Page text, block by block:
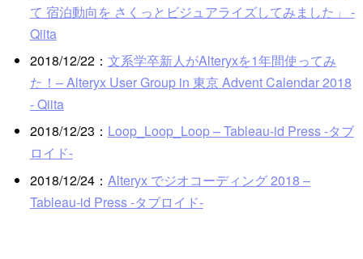
て 宿泊動向を さくっとビジュアライズしてみました」 -
Qiita
2018/12/22： 文系学卒新人がAlteryxを1年間使ってみ
た！– Alteryx User Group in 東京 Advent Calendar 2018
- Qiita
2018/12/23： Loop_Loop_Loop – Tableau-id Press -タブ
ロイド-
2018/12/24： Alteryx でジオコーディング 2018 –
Tableau-id Press -タブロイド-